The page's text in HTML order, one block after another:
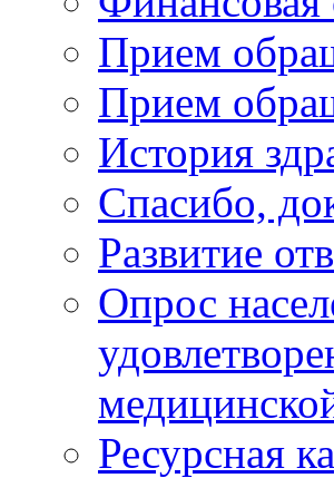
Прием
Прием
История
Спасибо,
Развитие
Опрос
Ресурсная